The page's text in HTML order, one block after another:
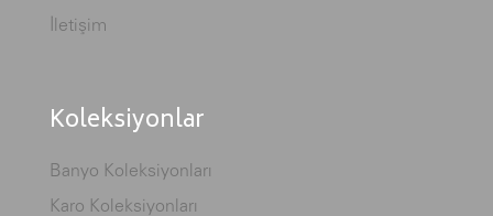
İletişim
Koleksiyonlar
Banyo Koleksiyonları
Karo Koleksiyonları